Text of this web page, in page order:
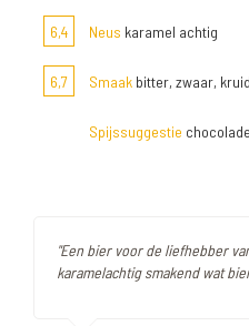
6,4 Neus karamel achtig
6,7 Smaak bitter, zwaar,
Spijssuggestie
"Een bier voor de liefhebber
karamelachtig smakend wat